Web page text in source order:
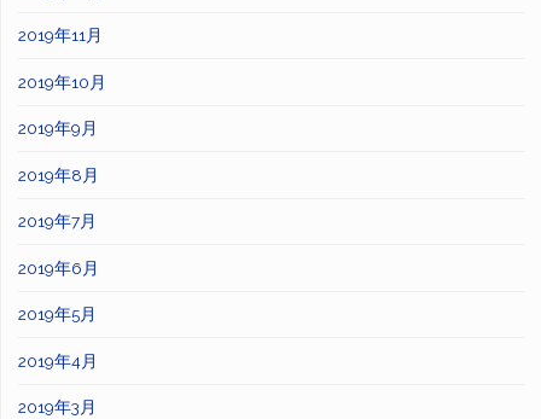
2019年11月
2019年10月
2019年9月
2019年8月
2019年7月
2019年6月
2019年5月
2019年4月
2019年3月